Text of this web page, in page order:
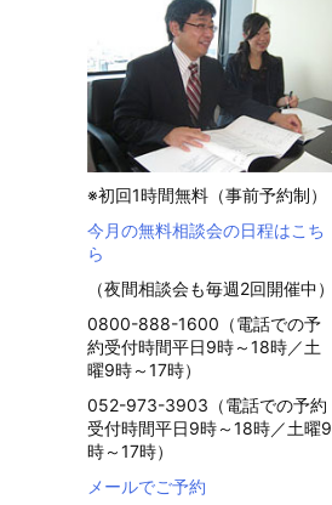
※初回1時間無料（事前予約制）
今月の無料相談会の日程はこち
ら
（夜間相談会も毎週2回開催中）
0800-888-1600（電話での予
約受付時間平日9時～18時／土
曜9時～17時）
052-973-3903（電話での予約
受付時間平日9時～18時／土曜9
時～17時）
メールでご予約